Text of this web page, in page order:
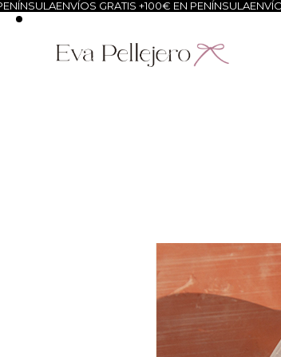
ENVÍOS GRATIS +100€ EN PENÍNSULAENVÍOS